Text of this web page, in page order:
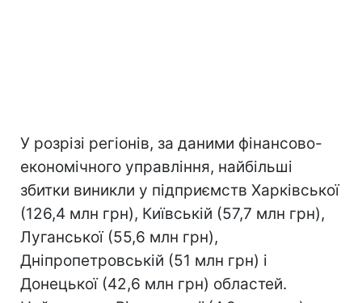
У розрізі регіонів, за даними фінансово-
економічного управління, найбільші
збитки виникли у підприємств Харківської
(126,4 млн грн), Київській (57,7 млн грн),
Луганської (55,6 млн грн),
Дніпропетровській (51 млн грн) і
Донецької (42,6 млн грн) областей.